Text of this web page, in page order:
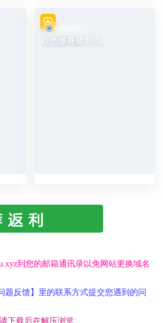
街拍分享
棕色修身裙J8958
到您的邮箱通讯录以免网站更换域名
题反馈】里的联系方式提交您遇到的问
下载后在解压浏览;